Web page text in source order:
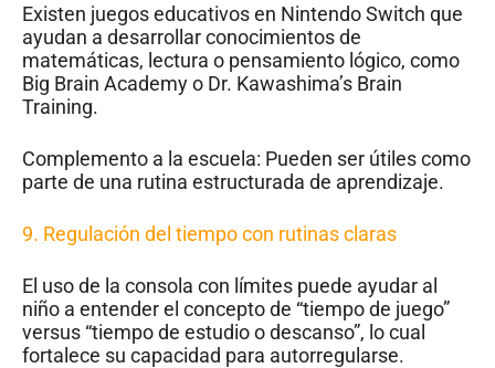
Existen juegos educativos en Nintendo Switch que
ayudan a desarrollar conocimientos de
matemáticas, lectura o pensamiento lógico, como
Big Brain Academy o Dr. Kawashima’s Brain
Training.
Complemento a la escuela: Pueden ser útiles como
parte de una rutina estructurada de aprendizaje.
9. Regulación del tiempo con rutinas claras
El uso de la consola con límites puede ayudar al
niño a entender el concepto de “tiempo de juego”
versus “tiempo de estudio o descanso”, lo cual
fortalece su capacidad para autorregularse.